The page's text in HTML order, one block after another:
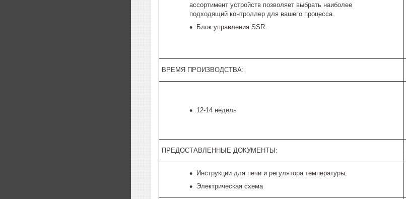
ассортимент устройств позволяет выбрать наиболее
подходящий контроллер для вашего процесса.
Блок управления SSR.
ВРЕМЯ ПРОИЗВОДСТВА:
12-14 недель
ПРЕДОСТАВЛЕННЫЕ ДОКУМЕНТЫ:
Инструкции для печи и регулятора температуры,
Электрическая схема